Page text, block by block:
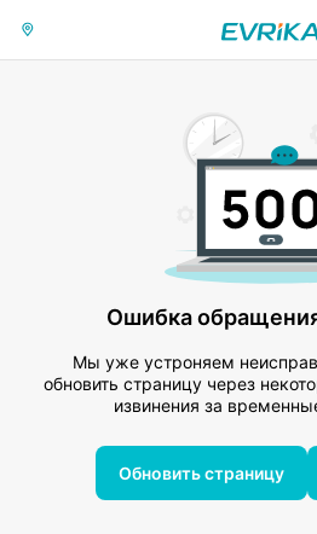
Ошибка
Мы уже устроняем
обновить страницу через
извинения за
Обновить страницу